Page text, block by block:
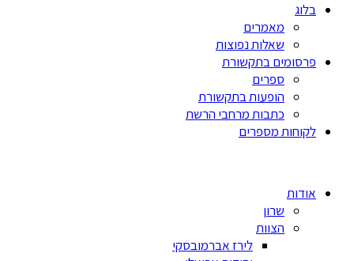
בלוג
מאמרים
שאלות נפוצות
פרסומים בתקשורת
ספרים
הופעות בתקשורת
כתבות מרחבי הרשת
לקוחות מספרים
אודות
שרון
הצוות
לירז אברמובסקי